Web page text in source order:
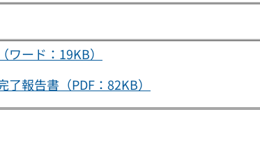
ード：19KB）
了報告書（PDF：82KB）